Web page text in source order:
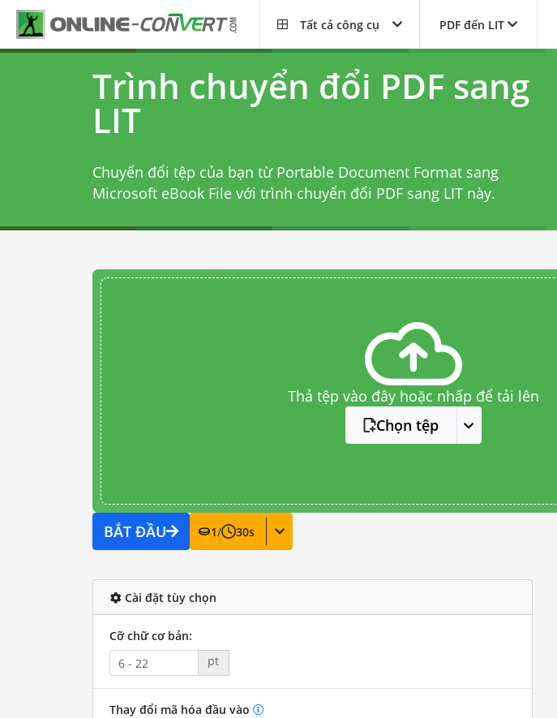
Tất cả công cụ PDF đến LIT
Trình chuyển đổi PDF sang
LIT
Chuyển đổi tệp của bạn từ Portable Document Format sang
Microsoft eBook File với trình chuyển đổi PDF sang LITnày.
Thả tệp vào đây hoặc nhấp để tải lên
Chọn tệp
BẮT ĐẦU 1/ 30s
Cài đặt tùy chọn
Cỡ chữ cơ bản:
pt
Thay đổi mã hóa đầu vào